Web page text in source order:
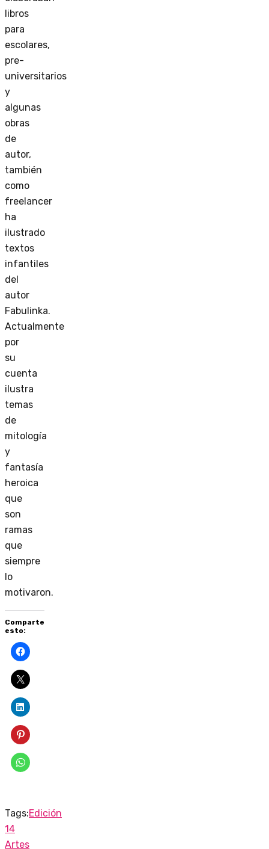
libros
para
escolares,
pre-
universitarios
y
algunas
obras
de
autor,
también
como
freelancer
ha
ilustrado
textos
infantiles
del
autor
Fabulinka.
Actualmente
por
su
cuenta
ilustra
temas
de
mitología
y
fantasía
heroica
que
son
ramas
que
siempre
lo
motivaron.
Comparte
esto:
Tags:Edición
14
Artes